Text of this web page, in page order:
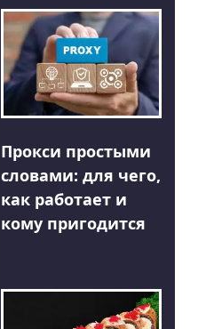
Прокси простыми
словами: для чего,
как работает и
кому пригодится